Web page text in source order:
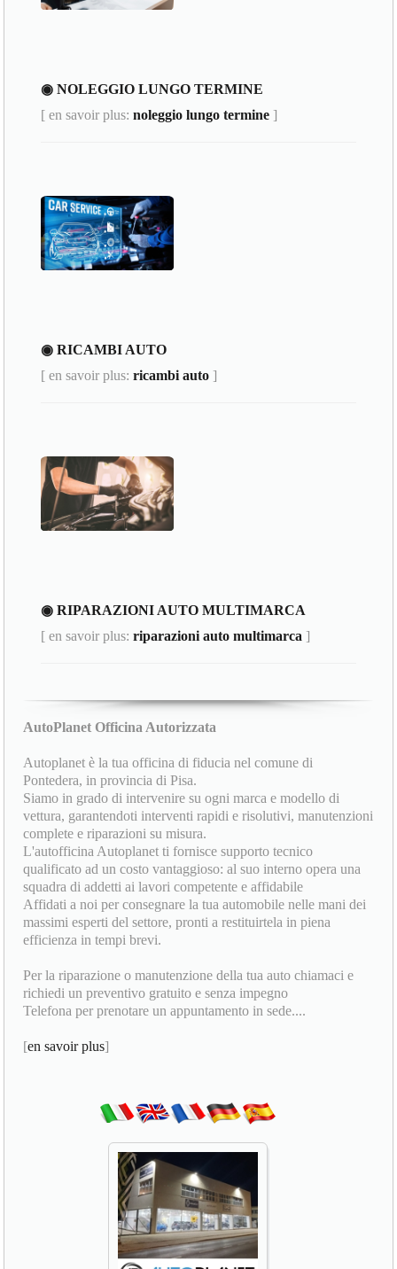
◉ NOLEGGIO LUNGO TERMINE
[ en savoir plus:noleggio lungo termine ]
◉ RICAMBI AUTO
[ en savoir plus:ricambi auto ]
◉ RIPARAZIONI AUTO MULTIMARCA
[ en savoir plus:riparazioni auto multimarca ]
AutoPlanet Officina Autorizzata
Autoplanet è la tua officina di fiducia nel comune di
Pontedera, in provincia di Pisa.
Siamo in grado di intervenire su ogni marca e modello di
vettura, garantendoti interventi rapidi e risolutivi, manutenzioni
complete e riparazioni su misura.
L'autofficina Autoplanet ti fornisce supporto tecnico
qualificato ad un costo vantaggioso: al suo interno opera una
squadra di addetti ai lavori competente e affidabile
Affidati a noi per consegnare la tua automobile nelle mani dei
massimi esperti del settore, pronti a restituirtela in piena
efficienza in tempi brevi.
Per la riparazione o manutenzione della tua auto chiamaci e
richiedi un preventivo gratuito e senza impegno
Telefona per prenotare un appuntamento in sede....
[en savoir plus]